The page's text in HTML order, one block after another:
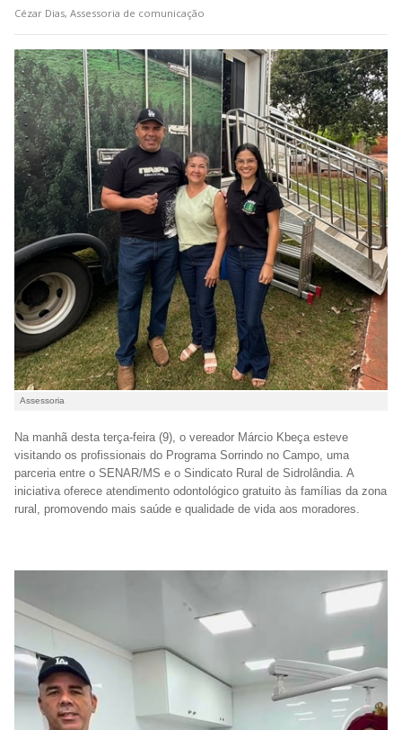
Cézar Dias, Assessoria de comunicação
Assessoria
Na manhã desta terça-feira (9), o vereador Márcio Kbeça esteve
visitando os profissionais do Programa Sorrindo no Campo, uma
parceria entre o SENAR/MS e o Sindicato Rural de Sidrolândia. A
iniciativa oferece atendimento odontológico gratuito às famílias da zona
rural, promovendo mais saúde e qualidade de vida aos moradores.